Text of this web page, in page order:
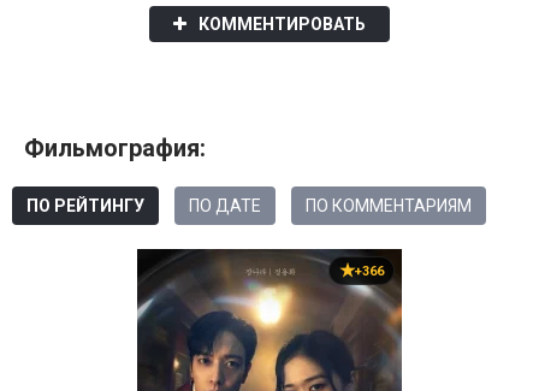
КОММЕНТИРОВАТЬ
Фильмография:
ПО РЕЙТИНГУ ПО ДАТЕ ПО КОММЕНТАРИЯМ
+366